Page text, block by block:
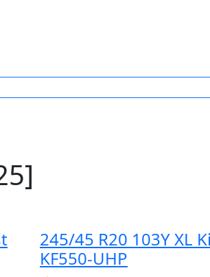
245/45 R20 103Y XL
KF550-UHP